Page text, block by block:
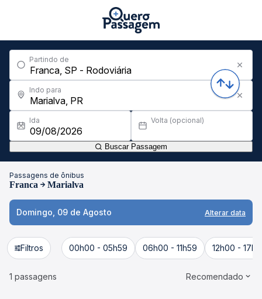
Partindo de
Indo para
Ida Volta (opcional)
Buscar Passagem
Passagens de ônibus
Franca Marialva
Domingo, 09 de Agosto Alterar data
Filtros 00h00 - 05h59 06h00 - 11h59 12h00 -
1 passagens Recomendado